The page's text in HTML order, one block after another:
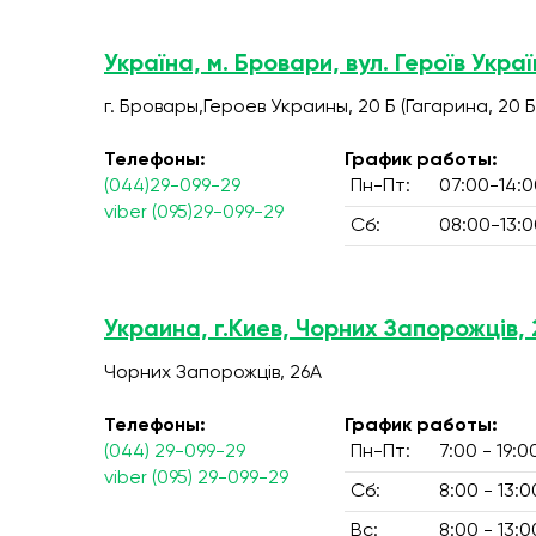
Україна, м. Бровари, вул. Героїв
г. Бровары,Героев Украины, 20 Б (Гагарина, 20
Телефоны:
(044)29-099-29
viber (095)29-099-29
График работы:
Пн-Пт:
07:00-
Сб: 08:00-
Украина, г.Киев, Чорних Запорожців,
Чорних Запорожців, 26А
Телефоны:
(044) 29-099-29
viber (095) 29-099-29
График работы:
Пн-Пт:
7:00 -
Сб: 8:00 -
Вс: 8:00 -